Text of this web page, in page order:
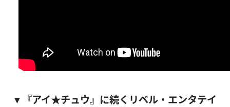
▼『アイ★チュウ』に続くリベル・エンタテイ